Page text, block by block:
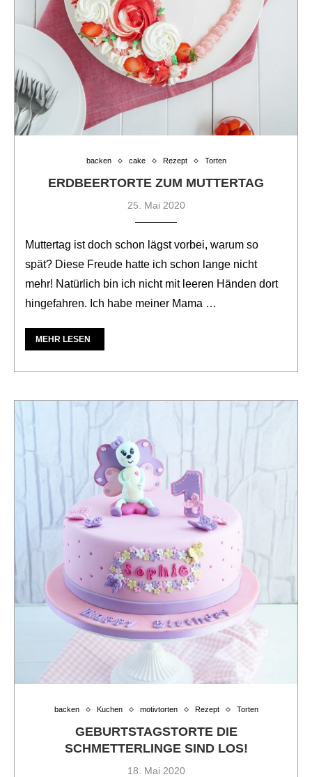
backen cake Rezept Torten
ERDBEERTORTE ZUM MUTTERTAG
25. Mai 2020
Muttertag ist doch schon lägst vorbei, warum so
spät? Diese Freude hatte ich schon lange nicht
mehr! Natürlich bin ich nicht mit leeren Händen dort
hingefahren. Ich habe meiner Mama …
MEHR LESEN
backen Kuchen motivtorten Rezept Torten
GEBURTSTAGSTORTE DIE
SCHMETTERLINGE SIND LOS!
18. Mai 2020